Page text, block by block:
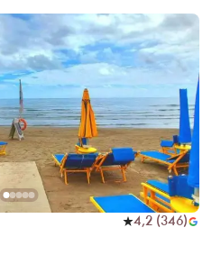
4,2 (346)